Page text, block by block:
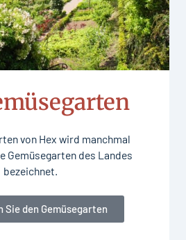
von Hex wird manchmal
Gemüsegarten des Landes
bezeichnet.
Sie den Gemüsegarten